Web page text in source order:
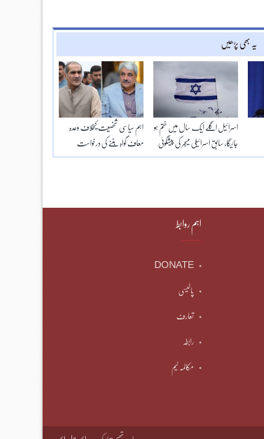
یہ بھی پڑھیں
اہم سیاسی شخصیت کیخلاف وعدہ
معاف گواہ بننے کی درخواست
اسرائیل اگلے ایک سال میں ختم ہو
جائیگا، سابق اسرائیلی میجر کی پیشگوئی
اہم روابط
DONATE
پالیسی
تعارف
رابطہ
مکالمہ ٹیم